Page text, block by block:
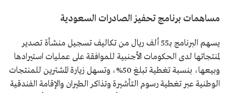
مساهمات برنامج تحفيز الصادرات السعودية
يسهم البرنامج بـ55 ألف ريال من تكاليف تسجيل منشأة تصدير
لمنتجاتها لدى الحكومات الأجنبية للموافقة على عمليات استيرادها
وبيعها، بنسبة تغطية تبلغ 50%، وتسهل زيارة المشترين للمنتجات
الوطنية عبر تغطية رسوم التأشيرة وتذاكر الطيران والإقامة الفندقية